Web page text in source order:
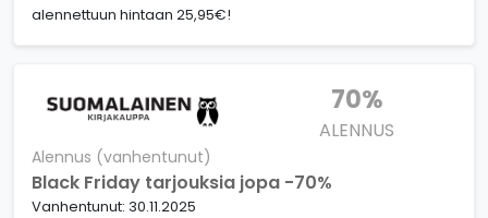
alennettuun hintaan 25,95€!
70%
ALENNUS
Alennus (vanhentunut)
Black Friday tarjouksia jopa -70%
Vanhentunut: 30.11.2025